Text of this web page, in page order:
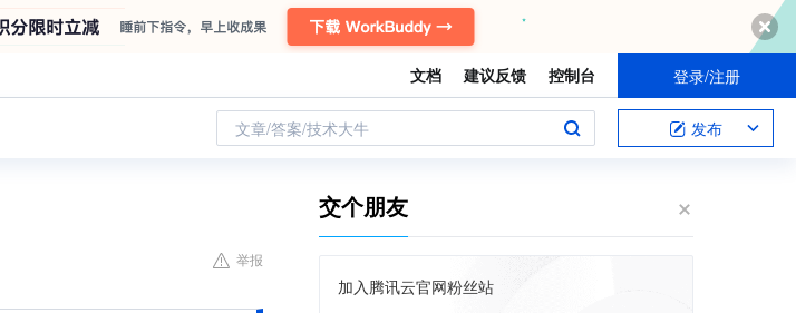
文档 建议反馈 控制台 登录/注册
文章/答案/技术大牛 发布
举报
交个朋友
加入腾讯云官网粉丝站